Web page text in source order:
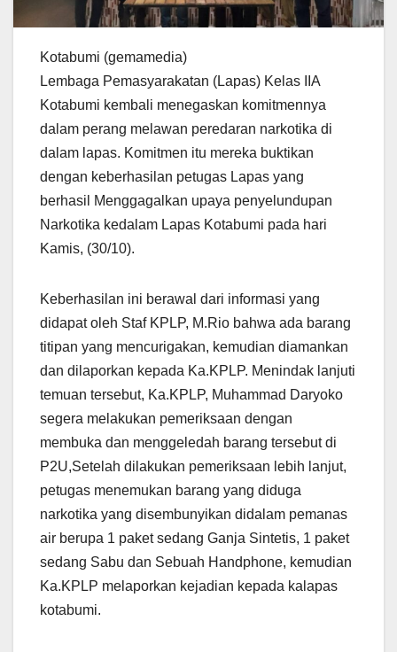
Kotabumi (gemamedia)
Lembaga Pemasyarakatan (Lapas) Kelas IIA
Kotabumi kembali menegaskan komitmennya
dalam perang melawan peredaran narkotika di
dalam lapas. Komitmen itu mereka buktikan
dengan keberhasilan petugas Lapas yang
berhasil Menggagalkan upaya penyelundupan
Narkotika kedalam Lapas Kotabumi pada hari
Kamis, (30/10).
Keberhasilan ini berawal dari informasi yang
didapat oleh Staf KPLP, M.Rio bahwa ada barang
titipan yang mencurigakan, kemudian diamankan
dan dilaporkan kepada Ka.KPLP. Menindak lanjuti
temuan tersebut, Ka.KPLP, Muhammad Daryoko
segera melakukan pemeriksaan dengan
membuka dan menggeledah barang tersebut di
P2U,Setelah dilakukan pemeriksaan lebih lanjut,
petugas menemukan barang yang diduga
narkotika yang disembunyikan didalam pemanas
air berupa 1 paket sedang Ganja Sintetis, 1 paket
sedang Sabu dan Sebuah Handphone, kemudian
Ka.KPLP melaporkan kejadian kepada kalapas
kotabumi.